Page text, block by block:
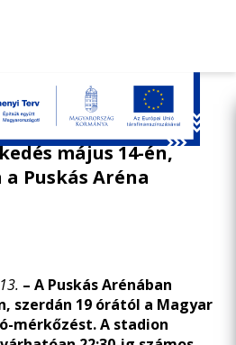
változások
május 14-én,
Puskás Aréna
– A Puskás Arénában
szerdán 19 órától a Magyar
mérkőzést. A stadion